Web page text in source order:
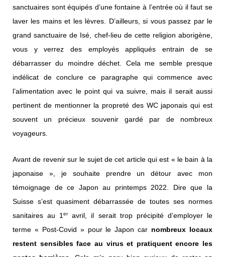
sanctuaires sont équipés d’une fontaine à l’entrée où il faut se
laver les mains et les lèvres. D’ailleurs, si vous passez par le
grand sanctuaire de Isé, chef-lieu de cette religion aborigène,
vous y verrez des employés appliqués entrain de se
débarrasser du moindre déchet. Cela me semble presque
indélicat de conclure ce paragraphe qui commence avec
l’alimentation avec le point qui va suivre, mais il serait aussi
pertinent de mentionner la propreté des WC japonais qui est
souvent un précieux souvenir gardé par de nombreux
voyageurs.
Avant de revenir sur le sujet de cet article qui est « le bain à la
japonaise », je souhaite prendre un détour avec mon
témoignage de ce Japon au printemps 2022. Dire que la
Suisse s’est quasiment débarrassée de toutes ses normes
sanitaires au 1eravril, il serait trop précipité d’employer le
terme « Post-Covid » pour le Japon car nombreux locaux
restent sensibles face au virus et pratiquent encore les